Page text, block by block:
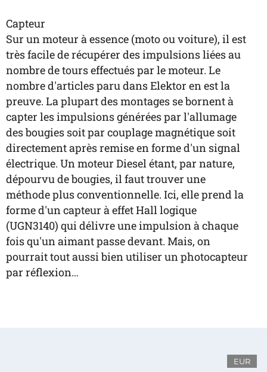
Capteur
Sur un moteur à essence (moto ou voiture), il est
très facile de récupérer des impulsions liées au
nombre de tours effectués par le moteur. Le
nombre d'articles paru dans Elektor en est la
preuve. La plupart des montages se bornent à
capter les impulsions générées par l'allumage
des bougies soit par couplage magnétique soit
directement après remise en forme d'un signal
électrique. Un moteur Diesel étant, par nature,
dépourvu de bougies, il faut trouver une
méthode plus conventionnelle. Ici, elle prend la
forme d'un capteur à effet Hall logique
(UGN3140) qui délivre une impulsion à chaque
fois qu'un aimant passe devant. Mais, on
pourrait tout aussi bien utiliser un photocapteur
par réflexion…
EUR